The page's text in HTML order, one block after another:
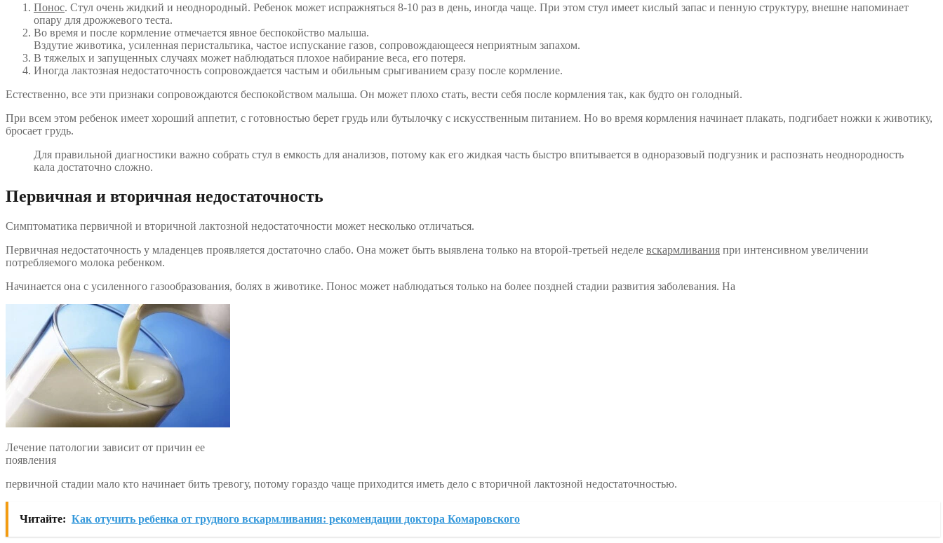
Понос. Стул очень жидкий и неоднородный. Ребенок может испражняться 8-10 раз в день, иногда чаще. При этом стул имеет кислый запас и пенную структуру, внешне напоминает
опару для дрожжевого теста.
Во время и после кормление отмечается явное беспокойство малыша.
Вздутие животика, усиленная перистальтика, частое испускание газов, сопровождающееся неприятным запахом.
В тяжелых и запущенных случаях может наблюдаться плохое набирание веса, его потеря.
Иногда лактозная недостаточность сопровождается частым и обильным срыгиванием сразу после кормление.
Естественно, все эти признаки сопровождаются беспокойством малыша. Он может плохо стать, вести себя после кормления так, как будто он голодный.
При всем этом ребенок имеет хороший аппетит, с готовностью берет грудь или бутылочку с искусственным питанием. Но во время кормления начинает плакать, подгибает ножки к животику,
бросает грудь.
Для правильной диагностики важно собрать стул в емкость для анализов, потому как его жидкая часть быстро впитывается в одноразовый подгузник и распознать неоднородность
кала достаточно сложно.
Первичная и вторичная недостаточность
Симптоматика первичной и вторичной лактозной недостаточности может несколько отличаться.
Первичная недостаточность у младенцев проявляется достаточно слабо. Она может быть выявлена только на второй-третьей неделе вскармливания при интенсивном увеличении
потребляемого молока ребенком.
Начинается она с усиленного газообразования, болях в животике. Понос может наблюдаться только на более поздней стадии развития заболевания. На
Лечение патологии зависит от причин ее
появления
первичной стадии мало кто начинает бить тревогу, потому гораздо чаще приходится иметь дело с вторичной лактозной недостаточностью.
Читайте: Как отучить ребенка от грудного вскармливания: рекомендации доктора Комаровского